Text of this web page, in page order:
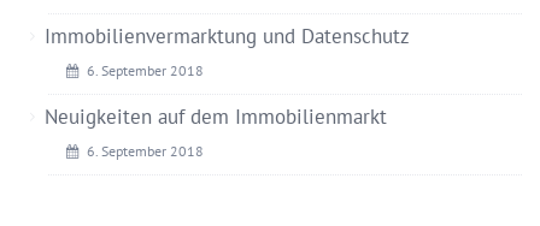
Immobilienvermarktung und Datenschutz
6. September 2018
Neuigkeiten auf dem Immobilienmarkt
6. September 2018